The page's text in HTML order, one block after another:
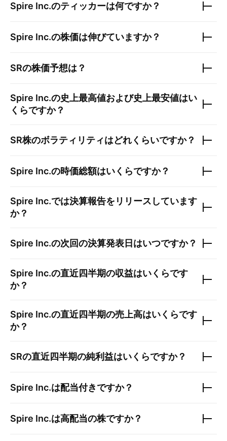
Spire Inc.のティッカーは何ですか？
Spire Inc.の株価は伸びていますか？
SRの株価予想は？
Spire Inc.の史上最高値および史上最安値はい
くらですか？
SR株のボラティリティはどれくらいですか？
Spire Inc.の時価総額はいくらですか？
Spire Inc.では決算報告をリリースしています
か？
Spire Inc.の次回の決算発表日はいつですか？
Spire Inc.の直近四半期の収益はいくらです
か？
Spire Inc.の直近四半期の売上高はいくらです
か？
SRの直近四半期の純利益はいくらですか？
Spire Inc.は配当付きですか？
Spire Inc.は高配当の株ですか？